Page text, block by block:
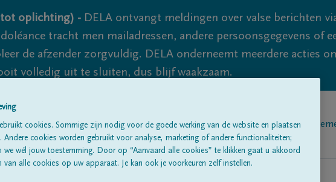
tot oplichting) - DELA ontvangt meldingen over valse berichten
tracht men mailadressen, andere persoonsgegevens of
de afzender zorgvuldig. DELA onderneemt meerdere acties
volledig uit te sluiten, dus blijf waakzaam.
Alle rouwberichtenOver ons
cookies. Sommige zijn nodig voor de goede werking van de website en plaatsen
Andere cookies worden gebruikt voor analyse, marketing of andere functionaliteiten;
we wél jouw toestemming. Door op “Aanvaard alle cookies” te klikken gaat u akkoord
van alle cookies op uw apparaat. Je kan ook je voorkeuren zelf instellen.